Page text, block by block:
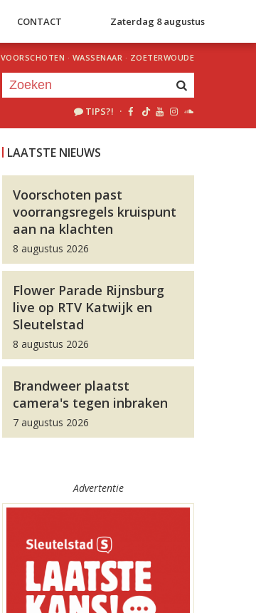
CONTACT Zaterdag 8 augustus
VOORSCHOTEN · WASSENAAR · ZOETERWOUDE
TIPS?! ·
LAATSTE NIEUWS
Voorschoten past
voorrangsregels kruispunt
aan na klachten
8 augustus 2026
Flower Parade Rijnsburg
live op RTV Katwijk en
Sleutelstad
8 augustus 2026
Brandweer plaatst
camera's tegen inbraken
7 augustus 2026
Advertentie